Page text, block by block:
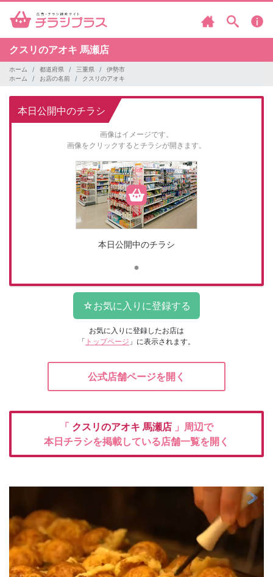
クスリのアオキ 馬瀬店
ホーム 都道府県 三重県
伊勢市
ホーム
お店の名前 クスリのアオキ
本日公開中のチラシ
画像はイメージです。
画像をクリックするとチラシが開きます。
本日公開中のチラシ
お気に入りに登録したお店は
「 トップページ 」に表示されます。
公式店舗ページを開く
「 クスリのアオキ 馬瀬店 」周辺で
本日チラシを掲載している店舗一覧を開く